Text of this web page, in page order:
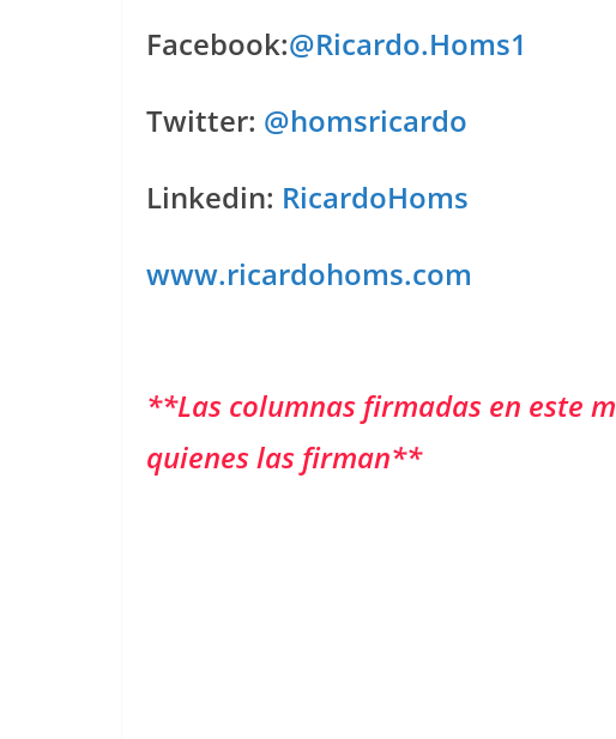
Facebook:@Ricardo.Homs1
Twitter: @homsricardo
Linkedin: RicardoHoms
www.ricardohoms.com
**Las columnas firmadas en este
quienes las firman**